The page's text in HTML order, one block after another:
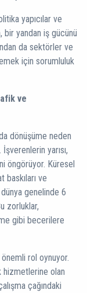
yapıcılar ve
bir yandan iş gücünü
da sektörler ve
için sorumluluk
ve
dönüşüme neden
yarısı,
öngörüyor. Küresel
ve
genelinde 6
zorluklar,
gibi becerilere
rol oynuyor.
hizmetlerine olan
çağındaki